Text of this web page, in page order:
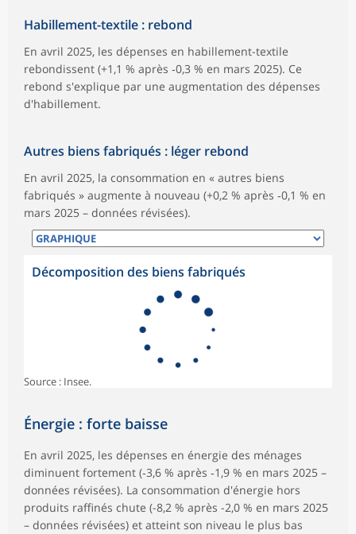
Habillement-textile : rebond
En avril 2025, les dépenses en habillement-textile
rebondissent (+1,1 % après ‑0,3 % en mars 2025). Ce
rebond s'explique par une augmentation des dépenses
d'habillement.
Autres biens fabriqués : léger rebond
En avril 2025, la consommation en « autres biens
fabriqués » augmente à nouveau (+0,2 % après ‑0,1 % en
mars 2025 – données révisées).
Décomposition des biens fabriqués
Source : Insee.
Énergie : forte baisse
En avril 2025, les dépenses en énergie des ménages
diminuent fortement (‑3,6 % après ‑1,9 % en mars 2025 –
données révisées). La consommation d'énergie hors
produits raffinés chute (-8,2 % après -2,0 % en mars 2025
– données révisées) et atteint son niveau le plus bas